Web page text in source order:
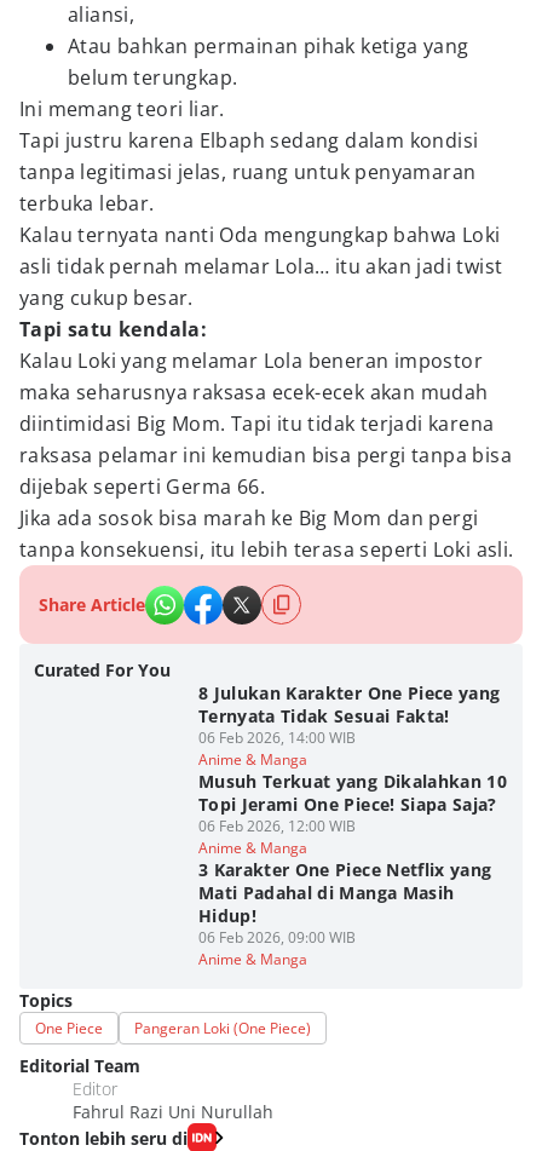
aliansi,
Atau bahkan permainan pihak ketiga yang
belum terungkap.
Ini memang teori liar.
Tapi justru karena Elbaph sedang dalam kondisi
tanpa legitimasi jelas, ruang untuk penyamaran
terbuka lebar.
Kalau ternyata nanti Oda mengungkap bahwa Loki
asli tidak pernah melamar Lola… itu akan jadi twist
yang cukup besar.
Tapi satu kendala:
Kalau Loki yang melamar Lola beneran impostor
maka seharusnya raksasa ecek-ecek akan mudah
diintimidasi Big Mom. Tapi itu tidak terjadi karena
raksasa pelamar ini kemudian bisa pergi tanpa bisa
dijebak seperti Germa 66.
Jika ada sosok bisa marah ke Big Mom dan pergi
tanpa konsekuensi, itu lebih terasa seperti Loki asli.
Share Article
Curated For You
8 Julukan Karakter One Piece yang
Ternyata Tidak Sesuai Fakta!
06 Feb 2026, 14:00 WIB
Anime & Manga
Musuh Terkuat yang Dikalahkan 10
Topi Jerami One Piece! Siapa Saja?
06 Feb 2026, 12:00 WIB
Anime & Manga
3 Karakter One Piece Netflix yang
Mati Padahal di Manga Masih
Hidup!
06 Feb 2026, 09:00 WIB
Anime & Manga
Topics
One Piece Pangeran Loki (One Piece)
Editorial Team
Editor
Fahrul Razi Uni Nurullah
Tonton lebih seru di